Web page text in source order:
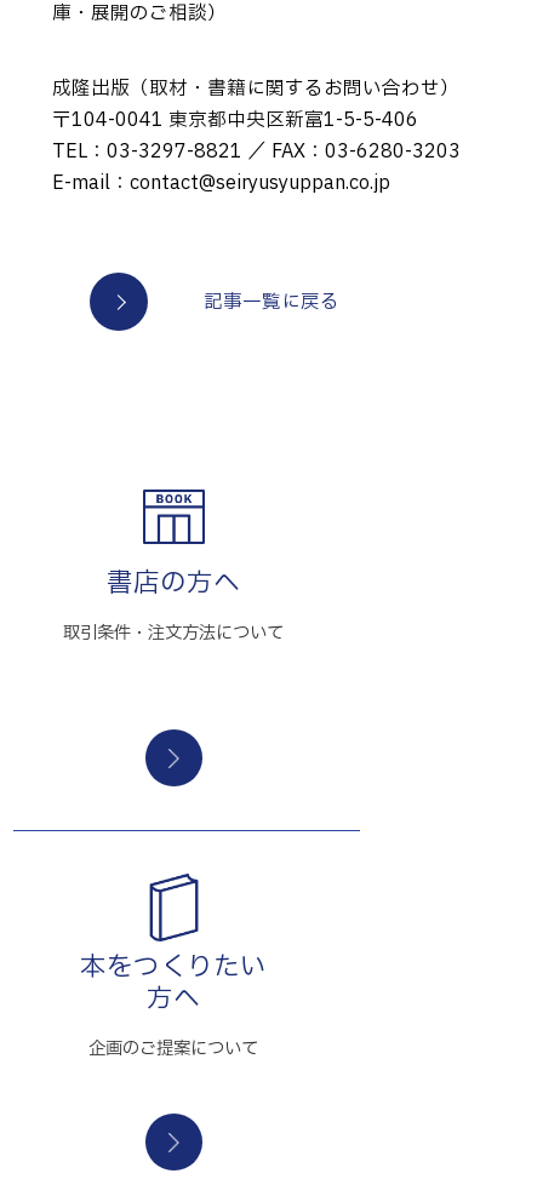
庫・展開のご相談）
成隆出版（取材・書籍に関するお問い合わせ）
〒104-0041 東京都中央区新富1-5-5-406
TEL：03-3297-8821 ／ FAX：03-6280-3203
E-mail：contact@seiryusyuppan.co.jp
記事一覧に戻る
書店の方へ
取引条件・注文方法について
本をつくりたい
方へ
企画のご提案について